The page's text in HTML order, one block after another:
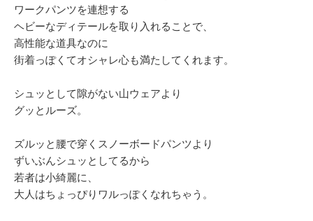
ワークパンツを連想する
ヘビーなディテールを取り入れることで、
高性能な道具なのに
街着っぽくてオシャレ心も満たしてくれます。
シュッとして隙がない山ウェアより
グッとルーズ。
ズルッと腰で穿くスノーボードパンツより
ずいぶんシュッとしてるから
若者は小綺麗に、
大人はちょっぴりワルっぽくなれちゃう。